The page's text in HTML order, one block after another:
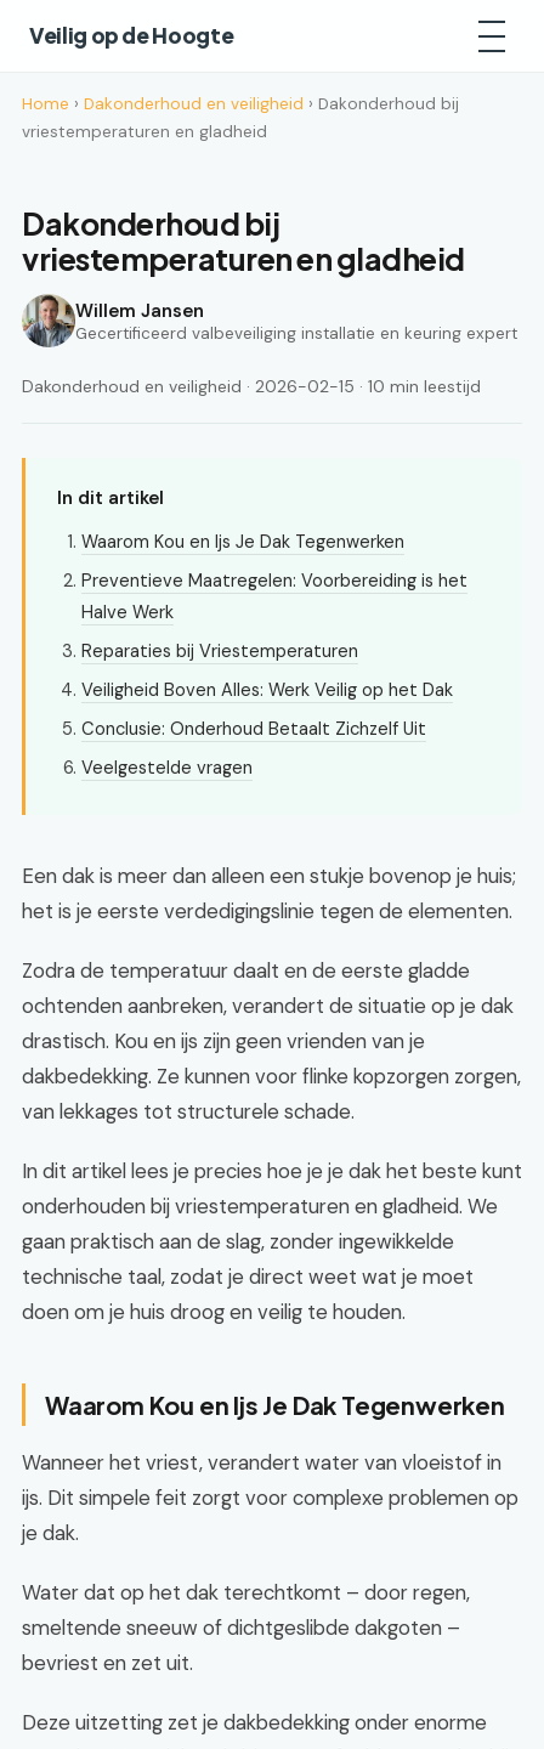
Veilig op de Hoogte
Home › Dakonderhoud en veiligheid › Dakonderhoud bij
vriestemperaturen en gladheid
Dakonderhoud bij
vriestemperaturen en gladheid
Willem Jansen
Gecertificeerd valbeveiliging installatie en keuring expert
Dakonderhoud en veiligheid · 2026-02-15 · 10 min leestijd
In dit artikel
Waarom Kou en Ijs Je Dak Tegenwerken
Preventieve Maatregelen: Voorbereiding is het
Halve Werk
Reparaties bij Vriestemperaturen
Veiligheid Boven Alles: Werk Veilig op het Dak
Conclusie: Onderhoud Betaalt Zichzelf Uit
Veelgestelde vragen
Een dak is meer dan alleen een stukje bovenop je huis;
het is je eerste verdedigingslinie tegen de elementen.
Zodra de temperatuur daalt en de eerste gladde
ochtenden aanbreken, verandert de situatie op je dak
drastisch. Kou en ijs zijn geen vrienden van je
dakbedekking. Ze kunnen voor flinke kopzorgen zorgen,
van lekkages tot structurele schade.
In dit artikel lees je precies hoe je je dak het beste kunt
onderhouden bij vriestemperaturen en gladheid. We
gaan praktisch aan de slag, zonder ingewikkelde
technische taal, zodat je direct weet wat je moet
doen om je huis droog en veilig te houden.
Waarom Kou en Ijs Je Dak Tegenwerken
Wanneer het vriest, verandert water van vloeistof in
ijs. Dit simpele feit zorgt voor complexe problemen op
je dak.
Water dat op het dak terechtkomt – door regen,
smeltende sneeuw of dichtgeslibde dakgoten –
bevriest en zet uit.
Deze uitzetting zet je dakbedekking onder enorme